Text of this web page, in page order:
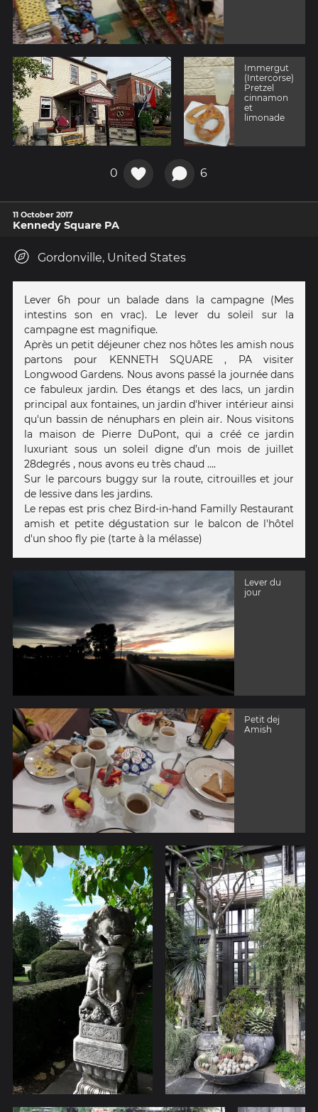
Immergut
(Intercorse)
Pretzel
cinnamon
et
limonade
0 6
11 October 2017
Kennedy Square PA
Gordonville, United States
Lever 6h pour un balade dans la campagne (Mes
intestins son en vrac). Le lever du soleil sur la
campagne est magnifique.
Après un petit déjeuner chez nos hôtes les amish nous
partons pour KENNETH SQUARE , PA visiter
Longwood Gardens. Nous avons passé la journée dans
ce fabuleux jardin. Des étangs et des lacs, un jardin
principal aux fontaines, un jardin d'hiver intérieur ainsi
qu'un bassin de nénuphars en plein air. Nous visitons
la maison de Pierre DuPont, qui a créé ce jardin
luxuriant sous un soleil digne d’un mois de juillet
28degrés , nous avons eu très chaud ….
Sur le parcours buggy sur la route, citrouilles et jour
de lessive dans les jardins.
Le repas est pris chez Bird-in-hand Familly Restaurant
amish et petite dégustation sur le balcon de l'hôtel
d'un shoo fly pie (tarte à la mélasse)
Lever du
jour
Petit dej
Amish